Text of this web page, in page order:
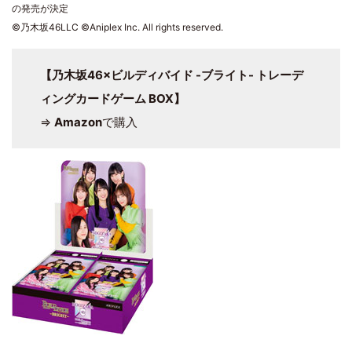
の発売が決定
©乃木坂46LLC ©Aniplex Inc. All rights reserved.
【乃木坂46×ビルディバイド -ブライト- トレーデ
ィングカードゲーム BOX】
⇒ Amazonで購入